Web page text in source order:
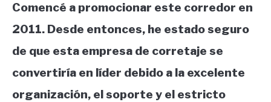
Comencé a promocionar este corredor en
2011. Desde entonces, he estado seguro
de que esta empresa de corretaje se
convertiría en líder debido a la excelente
organización, el soporte y el estricto